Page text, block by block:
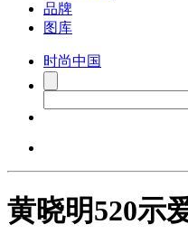
品牌
图库
时尚中国
黄晓明520示